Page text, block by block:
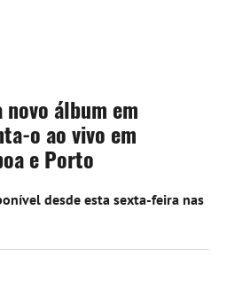
álbum em
o ao vivo em
e Porto
desde esta sexta-feira nas